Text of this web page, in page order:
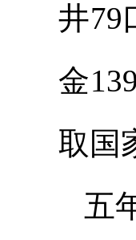
井79
金
取国
五